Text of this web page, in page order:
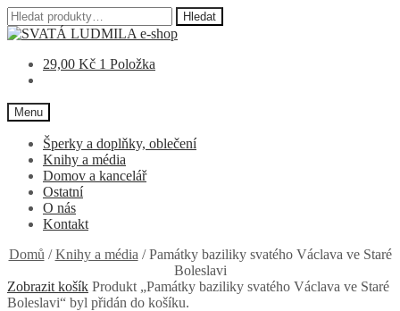
Hledat: Hledat
Přeskočit
navigaci
Přejít
obsahu
webu
29,00 Kč 1 Položka
Menu
Šperky a doplňky, oblečení
Knihy a média
Domov a kancelář
Ostatní
O nás
Kontakt
Domů /Knihy a média /Památky baziliky svatého Václava ve Staré
Boleslavi
Zobrazit košík Produkt „Památky baziliky svatého Václava ve Staré
Boleslavi“ byl přidán do košíku.